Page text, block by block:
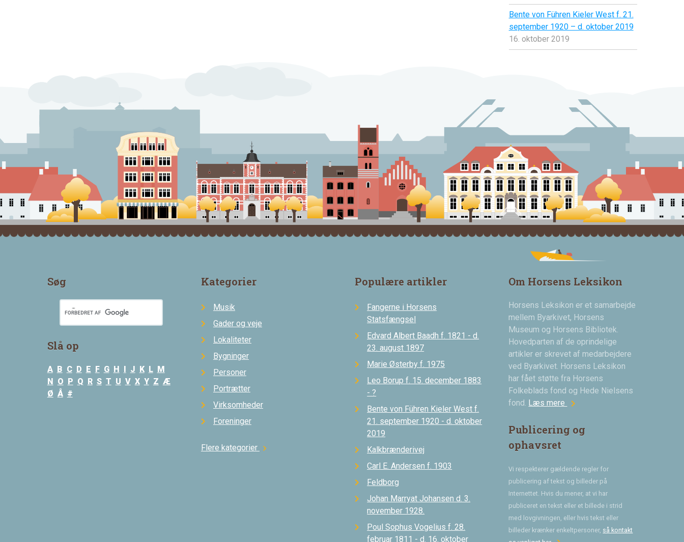
Bente von Führen Kieler West f. 21.
september 1920 – d. oktober 2019
16. oktober 2019
Søg
Slå op
A B C D E F G H I J K L M
N O P Q R S T U V X Y Z Æ
Ø Å #
Kategorier
Musik
Gader og veje
Lokaliteter
Bygninger
Personer
Portrætter
Virksomheder
Foreninger
Flere kategorier chevron_right
Populære artikler
Fangerne i Horsens
Statsfængsel
Edvard Albert Baadh f. 1821 - d.
23. august 1897
Marie Østerby f. 1975
Leo Borup f. 15. december 1883
- ?
Bente von Führen Kieler West f.
21. september 1920 - d. oktober
2019
Kalkbrænderivej
Carl E. Andersen f. 1903
Feldborg
Johan Marryat Johansen d. 3.
november 1928.
Poul Sophus Vogelius f. 28.
februar 1811 - d. 16. oktober
Om Horsens Leksikon
Horsens Leksikon er et samarbejde
mellem Byarkivet, Horsens
Museum og Horsens Bibliotek.
Hovedparten af de oprindelige
artikler er skrevet af medarbejdere
ved Byarkivet. Horsens Leksikon
har fået støtte fra Horsens
Folkeblads fond og Hede Nielsens
fond. Læs mere chevron_right
Publicering og
ophavsret
Vi respekterer gældende regler for
publicering af tekst og billeder på
Internettet. Hvis du mener, at vi har
publiceret en tekst eller et billede i strid
med lovgivningen, eller hvis tekst eller
billeder krænker enkeltpersoner, så kontakt